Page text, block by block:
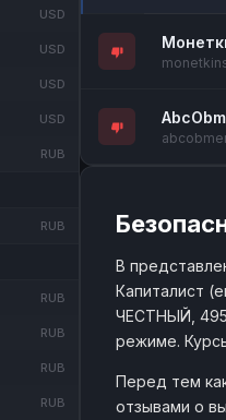
USD
USD
USD
USD
RUB
RUB
RUB
RUB
RUB
RUB
В
Капиталист
ЧЕСТНЫЙ, 495
режиме.
Перед тем
отзывами о